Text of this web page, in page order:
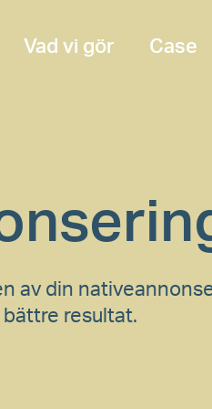
Vad vi gör Case
av din
resultat.